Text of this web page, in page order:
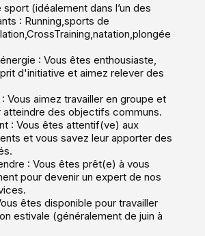
sport (idéalement dans l’un des
: Running,sports de
: Vous êtes enthousiaste,
d'initiative et aimez relever des
: Vous aimez travailler en groupe et
atteindre des objectifs communs.
: Vous êtes attentif(ve) aux
et vous savez leur apporter des
: Vous êtes prêt(e) à vous
pour devenir un expert de nos
êtes disponible pour travailler
estivale (généralement de juin à